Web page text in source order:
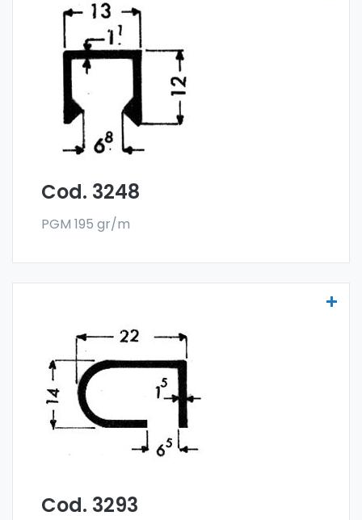
Cod. 3248
PGM 195 gr/m
Scheibenprofile Art. 3248
Die Scheibenprofile aus Aluminium werden
aus der Sonder-Legierung 6060 gefertigt
und werden im Stangenformat verkauft. Die
Mindestabnahme beträgt 300 kg.
Cod. 3293
Scheibenprofile Art. 3293
Die Scheibenprofile aus Aluminium werden
aus der Sonder-Legierung 6060 gefertigt
und werden im Stangenformat verkauft. Die
Mindestabnahme beträgt 300 kg.